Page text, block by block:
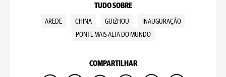
TUDO SOBRE
AREDE CHINA GUIZHOU
INAUGURAÇÃO
PONTE MAIS ALTA DO MUNDO
COMPARTILHAR